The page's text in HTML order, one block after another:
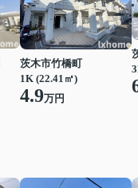
茨木市竹橋町
1K (22.41㎡)
4.9万円